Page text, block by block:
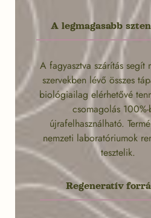
A legmagasabb
A fagyasztva szárítás segít
szervekben lévő összes
biológiailag elérhetővé
csomagolás
újrafelhasználható.
nemzeti laboratóriumok
tesztelik.
Regeneratív